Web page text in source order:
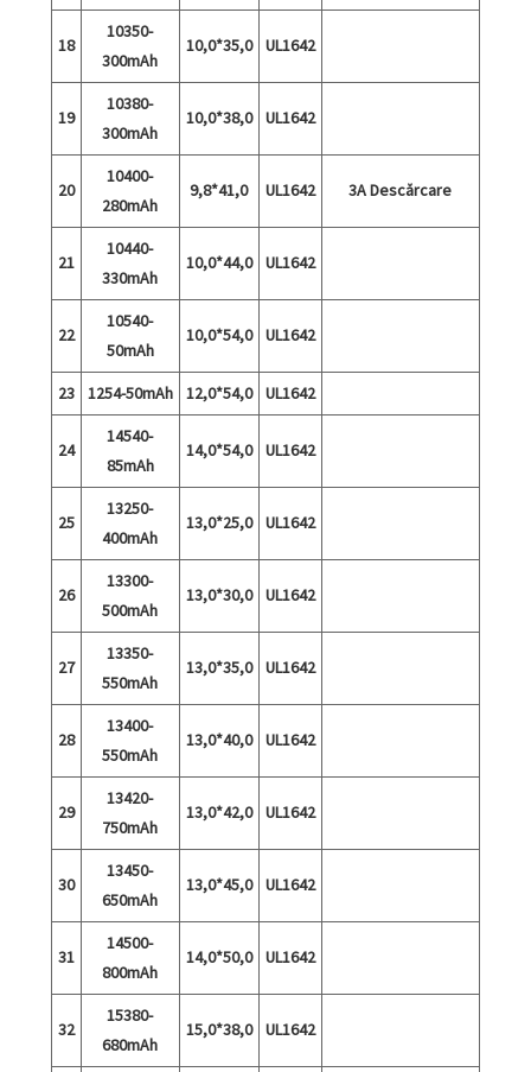
18
10350-
300mAh
10,0*35,0 UL1642
19
10380-
300mAh
10,0*38,0 UL1642
20
10400-
280mAh
9,8*41,0 UL1642 3A Descărcare
21
10440-
330mAh
10,0*44,0 UL1642
22
10540-
50mAh
10,0*54,0 UL1642
23 1254-50mAh 12,0*54,0 UL1642
24
14540-
85mAh
14,0*54,0 UL1642
25
13250-
400mAh
13,0*25,0 UL1642
26
13300-
500mAh
13,0*30,0 UL1642
27
13350-
550mAh
13,0*35,0 UL1642
28
13400-
550mAh
13,0*40,0 UL1642
29
13420-
750mAh
13,0*42,0 UL1642
30
13450-
650mAh
13,0*45,0 UL1642
31
14500-
800mAh
14,0*50,0 UL1642
32
15380-
680mAh
15,0*38,0 UL1642